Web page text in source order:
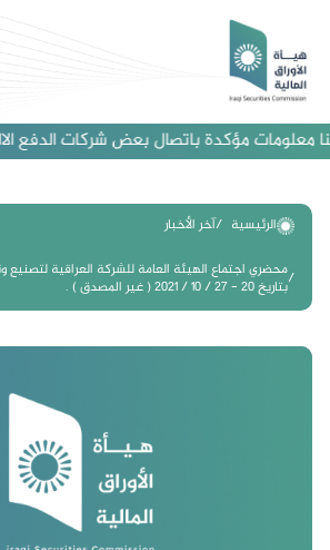
معلومات مؤكدة باتصال بعض شركات الدفع
الرئيسية
آخر الأخبار
محضري اجتماع الهيئة العامة للشركة العراقية لتصنيع
بتاريخ 20 - 27 / 10 / 2021 ( غير المصدق ) .